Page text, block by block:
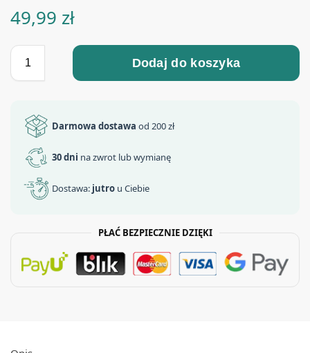
49,99 zł
Dodaj do koszyka
Darmowa dostawa od 200 zł
30 dni na zwrot lub wymianę
Dostawa: jutro u Ciebie
PŁAĆ BEZPIECZNIE DZIĘKI